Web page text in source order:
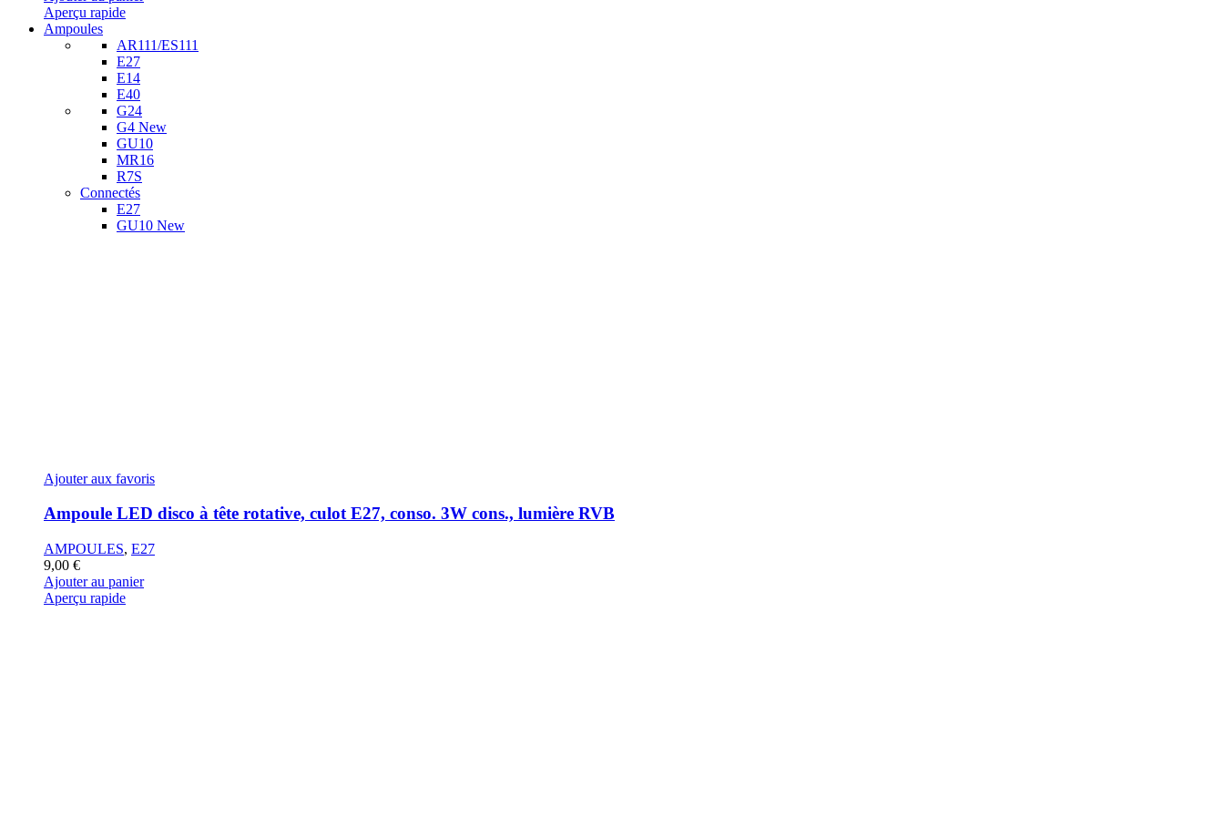
initial
était :
109,00 €.87,00 €.
Aperçu rapide
Ampoules
AR111/ES111
E27
E14
E40
G24
G4 New
GU10
MR16
R7S
Connectés
E27
GU10 New
Ajouter aux favoris
Ampoule LED disco à tête rotative, culot E27, conso. 3W cons., lumière RVB
AMPOULES, E27
9,00 €
Ajouter au panier
Aperçu rapide